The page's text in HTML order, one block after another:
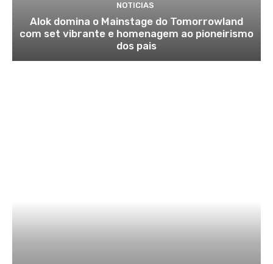
NOTICIAS
Alok domina o Mainstage do Tomorrowland
com set vibrante e homenagem ao pioneirismo
dos pais